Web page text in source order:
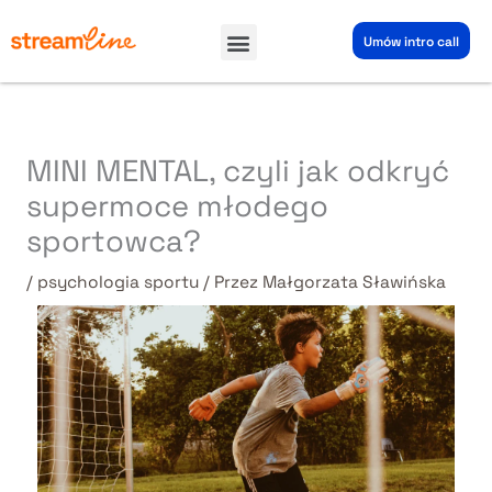
do
Menu Umów intro call
MINI MENTAL, czyli jak odkryć
supermoce młodego
sportowca?
/ psychologia sportu/ Przez Małgorzata Sławińska